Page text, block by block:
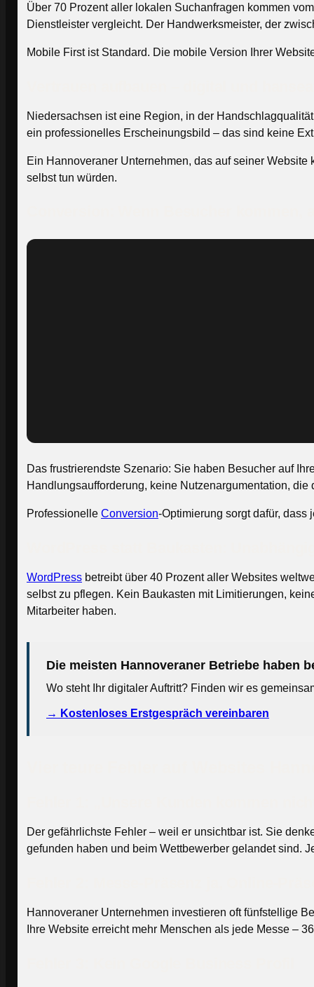
Über 70 Prozent aller lokalen Suchanfragen kommen
Dienstleister vergleicht. Der Handwerksmeister, der
Mobile First ist Standard. Die mobile Version Ihrer
Niedersachsen ist eine Region, in der
ein professionelles Erscheinungsbild – das sind keine
Ein Hannoveraner Unternehmen, das auf seiner
selbst tun würden.
Das frustrierendste Szenario: Sie haben Besucher auf
Handlungsaufforderung, keine Nutzenargumentation,
Professionelle Conversion-Optimierung sorgt dafür,
WordPress betreibt über 40 Prozent aller Websites
selbst zu pflegen. Kein Baukasten mit Limitierungen,
Mitarbeiter haben.
Die meisten Hannoveraner Betriebe haben
Wo steht Ihr digitaler Auftritt? Finden wir es
→ Kostenloses Erstgespräch vereinbaren
Der gefährlichste Fehler – weil er unsichtbar ist. Sie
gefunden haben und beim Wettbewerber gelandet sind.
Hannoveraner Unternehmen investieren oft fünfstellige
Ihre Website erreicht mehr Menschen als jede Messe –